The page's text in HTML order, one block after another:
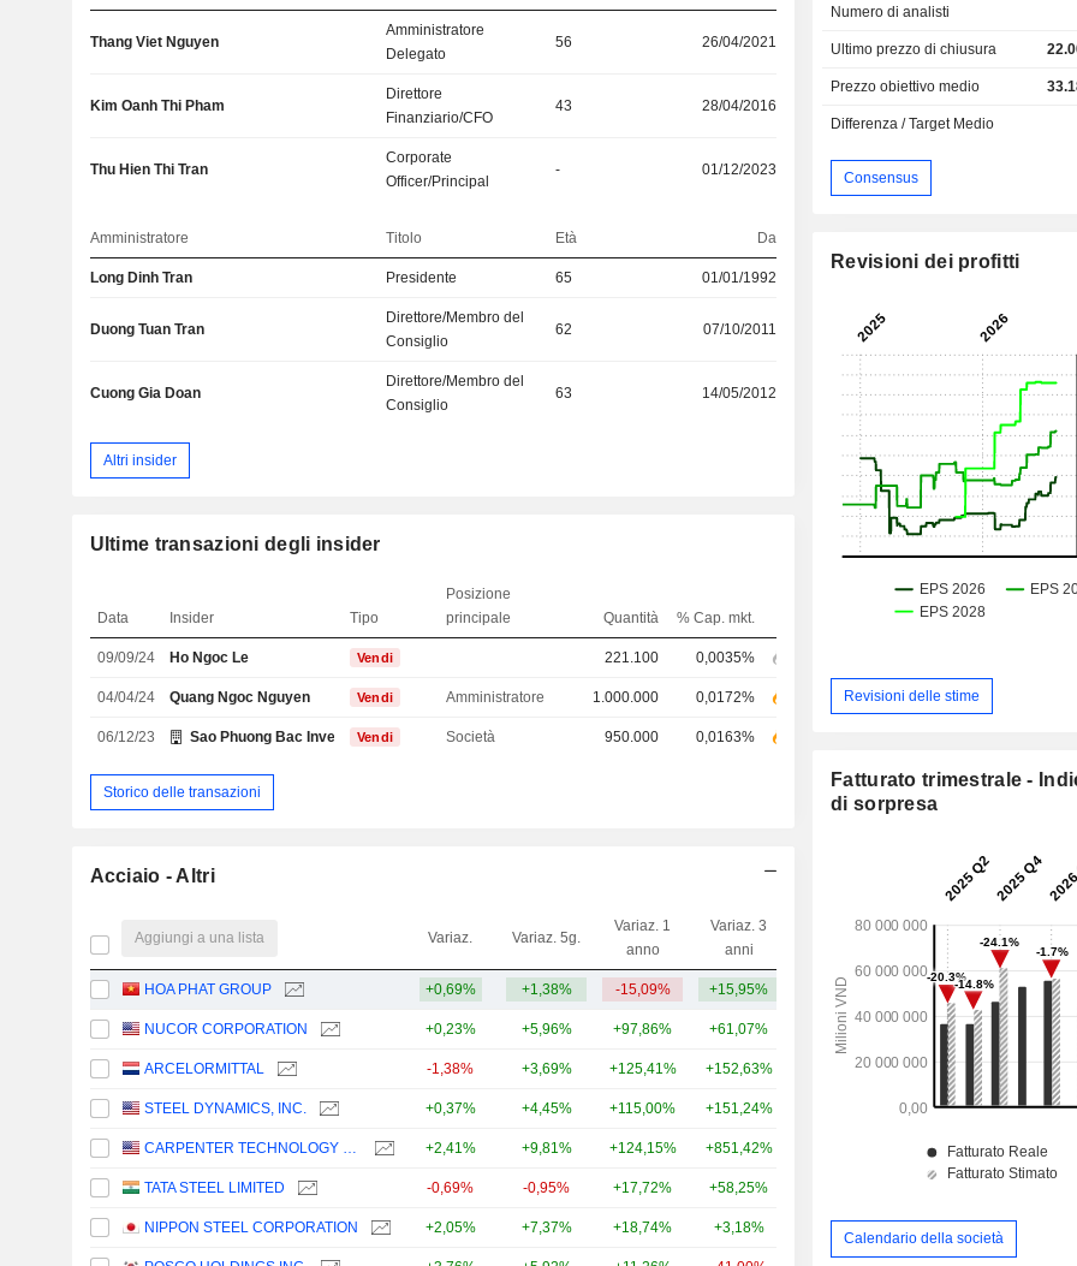
Thang Viet Nguyen
Amministratore
Delegato
56 26/04/2021
Kim Oanh Thi Pham
Direttore
Finanziario/CFO
43 28/04/2016
Thu Hien Thi Tran
Corporate
Officer/Principal
- 01/12/2023
Amministratore Titolo Età Da
Long Dinh Tran Presidente 65 01/01/1992
Duong Tuan Tran
Direttore/Membro del
Consiglio
62 07/10/2011
Cuong Gia Doan
Direttore/Membro del
Consiglio
63 14/05/2012
Altri insider
Ultime transazioni degli insider
Data Insider Tipo
Posizione
principale
Quantità % Cap. mkt.
09/09/24 Ho Ngoc Le Vendi 221.100 0,0035%
04/04/24 Quang Ngoc Nguyen Vendi Amministratore 1.000.000 0,0172%
06/12/23 Sao Phuong Bac Investment & Construction JSC
Vendi Società 950.000 0,0163%
Storico delle transazioni
Acciaio - Altri
Aggiungi a una lista Variaz. Variaz. 5g.
Variaz. 1
anno
Variaz. 3
anni
HOA PHAT GROUP +0,69% +1,38% -15,09% +15,95% 7,09 Mrd
NUCOR CORPORATION +0,23% +5,96% +97,86% +61,07% 62,09 Mrd
ARCELORMITTAL -1,38% +3,69% +125,41% +152,63% 54,9 Mrd
STEEL DYNAMICS, INC. +0,37% +4,45% +115,00% +151,24%
CARPENTER TECHNOLOGY CORPORATION +2,41% +9,81% +124,15% +851,42%
TATA STEEL LIMITED -0,69% -0,95% +17,72% +58,25%
NIPPON STEEL CORPORATION +2,05% +7,37% +18,74% +3,18%
Numero di analisti
Ultimo prezzo di chiusura
Prezzo obiettivo medio
Differenza / Target Medio
Consensus
Revisioni dei profitti
Revisioni delle stime
Fatturato trimestrale -
di sorpresa
Calendario della società